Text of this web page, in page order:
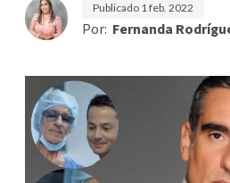
Publicado 1 feb. 2022
Por: Fernanda